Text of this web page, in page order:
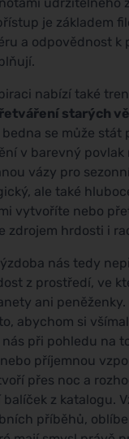
je základem
a odpovědnost k
nabízí také
starých
se může stát
v barevný povlak
vázy pro
ale také
vytvoříte nebo
zdrojem hrdosti i
nás tedy
z prostředí, ve
ani
abychom si
při pohledu na
příjemnou
přes noc a
z katalogu.
příběhů,